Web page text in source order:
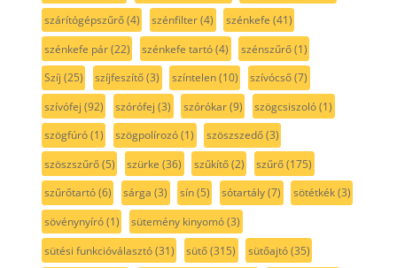
szárítógépszűrő(4) szénfilter(4) szénkefe (41)
szénkefe pár(22) szénkefe tartó(4) szénszűrő(1)
Szíj (25) szíjfeszítő(3) színtelen(10) szívócső(7)
szívófej (92) szórófej (3) szórókar(9) szögcsiszoló(1)
szögfúró(1) szögpolírozó(1) szöszszedő(3)
szöszszűrő(5) szürke (36) szűkítő(2) szűrő(175)
szűrőtartó(6) sárga (3) sín(5) sótartály(7) sötétkék(3)
sövénynyíró(1) sütemény kinyomó(3)
sütési funkcióválasztó(31) sütő(315) sütőajtó(35)